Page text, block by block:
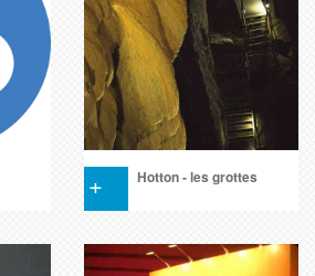
+ Hotton - les grottes